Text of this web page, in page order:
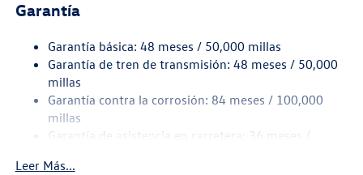
Garantía
Garantía básica: 48 meses / 50,000 millas
Garantía de tren de transmisión: 48 meses / 50,000
millas
Garantía contra la corrosión: 84 meses / 100,000
millas
Garantía de asistencia en carretera: 36 meses /
Garantía de mantenimiento: 24 meses / 20,000
Leer Más...